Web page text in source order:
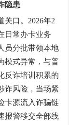
隐患
关口。2026年2
日常办卡业务
员分批带领本地
模式异常，与普
反诈培训积累的
诈风险，当场紧
卡源流入诈骗链
报警移交全部线